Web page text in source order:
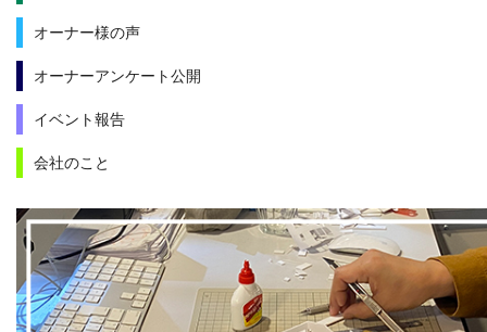
オーナー様の声
オーナーアンケート公開
イベント報告
会社のこと